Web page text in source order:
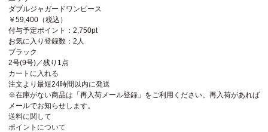
ダブルジャガードワンピース
￥59,400 （税込）
付与予定ポイント： 2,750pt
お気に入り登録数： 2人
ブラック
2号(9号)／残り1点
カートに入れる
注文より最短24時間以内に発送
※在庫がない商品は「再入荷メール登録」をご利用ください。再入荷があれば
メールでお知らせします。
送料に関して
ポイントについて